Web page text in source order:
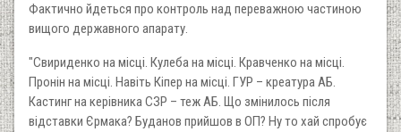
Фактично йдеться про контроль над переважною частиною
вищого державного апарату.
"Свириденко на місці. Кулеба на місці. Кравченко на місці.
Пронін на місці. Навіть Кіпер на місці. ГУР – креатура АБ.
Кастинг на керівника СЗР – теж АБ. Що змінилось після
відставки Єрмака? Буданов прийшов в ОП? Ну то хай спробує